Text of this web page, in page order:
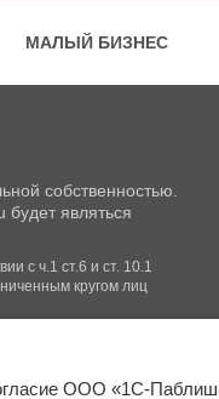
МАЛЫЙ БИЗНЕС
собственностью.
являться
с ч.1 ст.6 и ст. 10.1
кругом лиц
ООО «1С-